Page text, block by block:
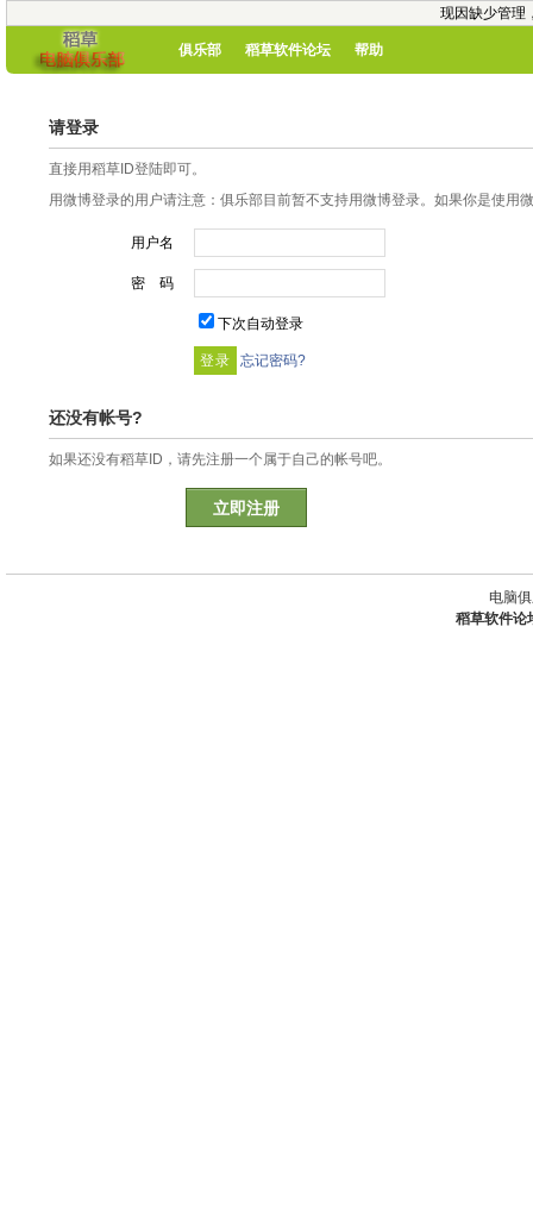
现因缺少管理
俱乐部 稻草软件论坛 帮助
请登录
直接用稻草ID登陆即可。
用微博登录的用户请注意：俱乐部目前暂不支持用微博登录。如果你是使用
用户名
密 码
下次自动登录
忘记密码?
还没有帐号?
如果还没有稻草ID，请先注册一个属于自己的帐号吧。
立即注册
电脑
稻草软件论